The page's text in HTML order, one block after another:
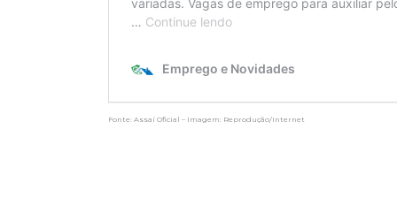
Fonte: Assaí Oficial – Imagem: Reprodução/Internet